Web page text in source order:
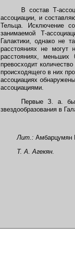
В состав Т-
ассоциации, и
Тельца. Исключение
занимаемой Т-
Галактики, однако не
расстояниях не могут
расстояниях, меньших
превосходит
происходящего в них
ассоциациях
ассоциациями.
Первые З. а.
звездообразования в
Лит.: Амбарцумян
Т. А. Агекян.